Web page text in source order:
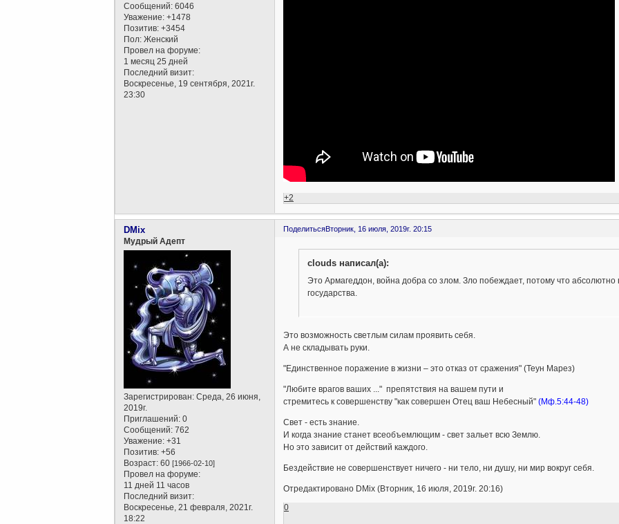
Сообщений: 6046
Уважение: +1478
Позитив: +3454
Пол: Женский
Провел на форуме:
1 месяц 25 дней
Последний визит:
Воскресенье, 19 сентября, 2021г.
23:30
+2
ПоделитьсяВторник, 16 июля, 2019г. 20:15
DMix
Мудрый Адепт
Зарегистрирован: Среда, 26 июня,
2019г.
Приглашений: 0
Сообщений: 762
Уважение: +31
Позитив: +56
Возраст: 60[1966-02-10]
Провел на форуме:
11 дней 11 часов
Последний визит:
Воскресенье, 21 февраля, 2021г.
18:22
clouds написал(а):
Это Армагеддон, война добра со злом. Зло побеждает, потому что абсолютно
государства.
Это возможность светлым силам проявить себя.
А не складывать руки.
"Единственное поражение в жизни – это отказ от сражения" (Теун Марез)
"Любите врагов ваших ..." препятствия на вашем пути и
стремитесь к совершенству "как совершен Отец ваш Небесный" (Мф.5:44-48)
Свет - есть знание.
И когда знание станет всеобъемлющим - свет зальет всю Землю.
Но это зависит от действий каждого.
Бездействие не совершенствует ничего - ни тело, ни душу, ни мир вокруг себя.
Отредактировано DMix (Вторник, 16 июля, 2019г. 20:16)
0